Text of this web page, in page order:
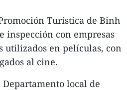
Turística de Binh
inspección con empresas
utilizados en películas, con
al cine.
local de